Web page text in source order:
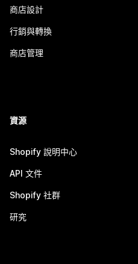
商店設計
行銷與轉換
商店管理
資源
Shopify 說明中心
API 文件
Shopify 社群
研究